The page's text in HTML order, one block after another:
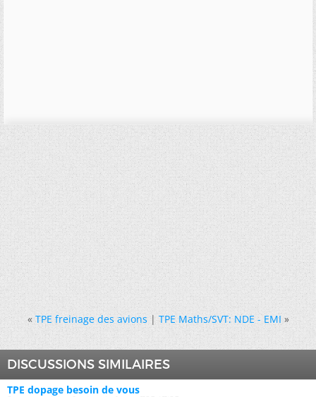
« TPE freinage des avions|TPE Maths/SVT: NDE - EMI »
DISCUSSIONS SIMILAIRES
TPE dopage besoin de vous